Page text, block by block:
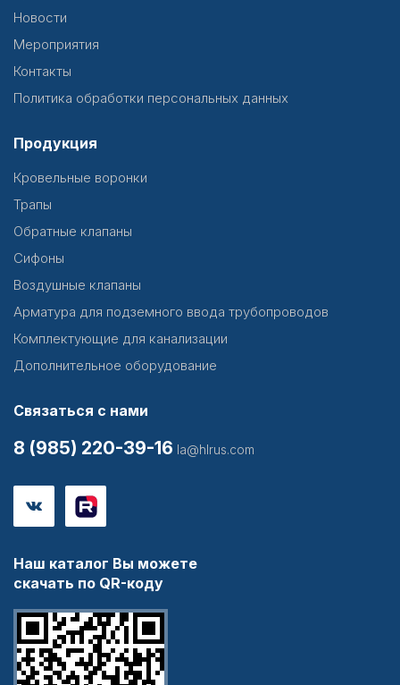
Новости
Мероприятия
Контакты
Политика обработки персональных данных
Продукция
Кровельные воронки
Трапы
Обратные клапаны
Сифоны
Воздушные клапаны
Арматура для подземного ввода трубопроводов
Комплектующие для канализации
Дополнительное оборудование
Связаться с нами
8 (985) 220-39-16 la@hlrus.com
Наш каталог Вы можете
скачать по QR-коду